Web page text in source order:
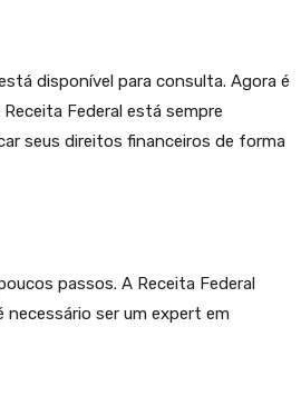
disponível para consulta. Agora é
Federal está sempre
seus direitos financeiros de forma
passos. A Receita Federal
necessário ser um expert em